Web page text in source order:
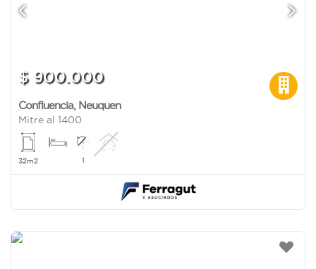
$ 900.000
Confluencia, Neuquen
Mitre al 1400
32m2 1